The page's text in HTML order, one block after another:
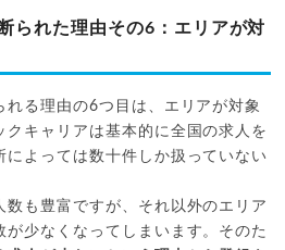
られた理由その6：エリアが対
れる理由の6つ目は、エリアが対象
キャリアは基本的に全国の求人を
によっては数十件しか扱っていない
も豊富ですが、それ以外のエリア
少なくなってしまいます。そのた